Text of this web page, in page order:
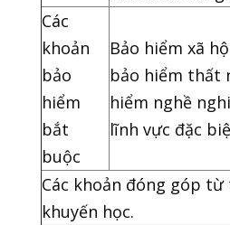
Các
khoản
bảo
hiểm
bắt
buộc
Bảo hiểm xã
bảo hiểm thất
hiểm nghề
lĩnh vực đặc
Các khoản đóng góp
khuyến học.